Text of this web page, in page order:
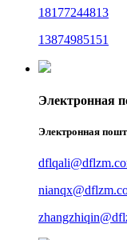
18177244813
13874985151
Электронная
Электронная